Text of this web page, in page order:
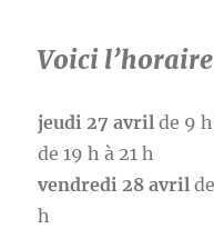
Voici
jeudi 27 avril de 9 h
de 19 h à 21 h
vendredi 28 avril
h